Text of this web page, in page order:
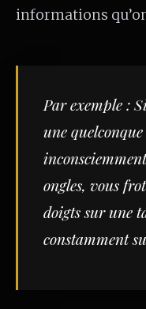
informations
Par exemple :
une
ongles, vous
doigts sur une
constamment